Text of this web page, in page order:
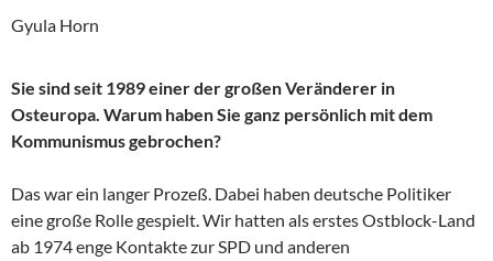
Gyula Horn
Sie sind seit 1989 einer der großen Veränderer in
Osteuropa. Warum haben Sie ganz persönlich mit dem
Kommunismus gebrochen?
Das war ein langer Prozeß. Dabei haben deutsche Politiker
eine große Rolle gespielt. Wir hatten als erstes Ostblock-Land
ab 1974 enge Kontakte zur SPD und anderen